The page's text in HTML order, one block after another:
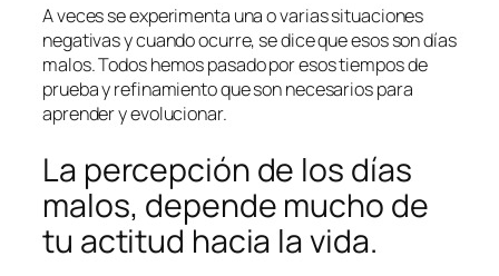
A veces se experimenta una o varias situaciones
negativas y cuando ocurre, se dice que esos son días
malos. Todos hemos pasado por esos tiempos de
prueba y refinamiento que son necesarios para
aprender y evolucionar.
La percepción de los días
malos, depende mucho de
tu actitud hacia la vida.